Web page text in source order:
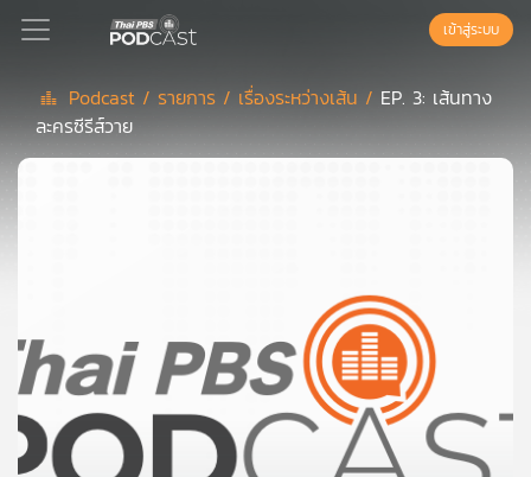
Podcast
เพล
ย์
ลิ
เข้าสู่ระบบ
Podcast / รายการ / เรื่องระหว่างเส้น / EP. 3: เส้นทาง
ละครซีรีส์วาย